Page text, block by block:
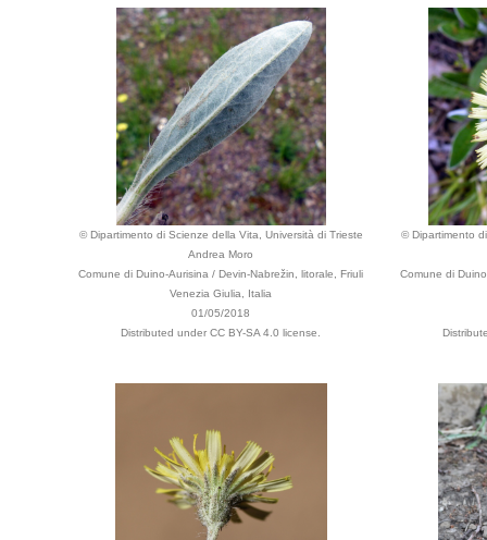
© Dipartimento di Scienze della Vita, Università di Trieste
Andrea Moro
Comune di Duino-Aurisina / Devin-Nabrežin, litorale, Friuli
Venezia Giulia, Italia
01/05/2018
Distributed under CC BY-SA 4.0 license.
© Dipartimento
Comune di